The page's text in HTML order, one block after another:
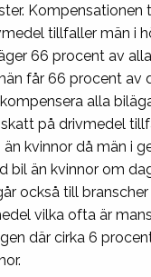
Kompensationen
tillfaller män i
66 procent av
får 66 procent av
alla
skatt på drivmedel
kvinnor då män i
bil än kvinnor om
också till
vilka ofta är
där cirka 6